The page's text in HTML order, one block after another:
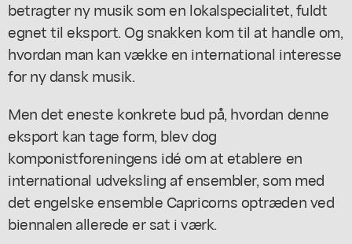
betragter ny musik som en lokalspecialitet, fuldt
egnet til eksport. Og snakken kom til at handle om,
hvordan man kan vække en international interesse
for ny dansk musik.
Men det eneste konkrete bud på, hvordan denne
eksport kan tage form, blev dog
komponistforeningens idé om at etablere en
international udveksling af ensembler, som med
det engelske ensemble Capricorns optræden ved
biennalen allerede er sat i værk.